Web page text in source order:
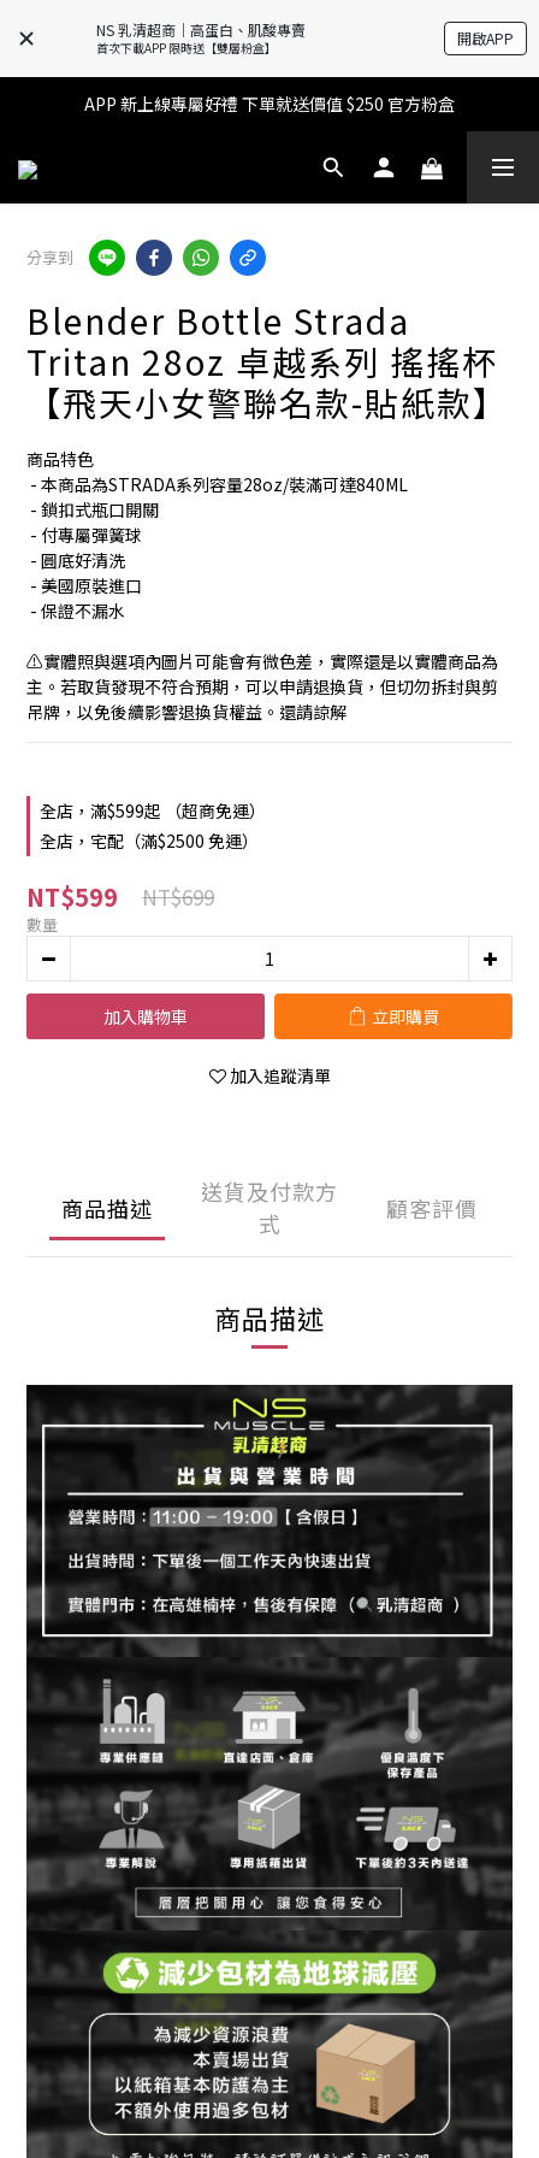
NS 乳清超商｜高蛋白、肌酸專賣
首次下載APP 限時送【雙層粉盒】 開啟APP
🔥滿$599【超商取貨免運】下單再送2%購物金+點數‼️
🔥滿$599【超商取貨免運】下單再送2%購物金+點數‼️
APP 新上線專屬好禮 下單就送價值 $250 官方粉盒
👉 乳清超商保障｜7 天鑑賞・免費退換貨
分享到
Blender Bottle Strada
Tritan 28oz 卓越系列 搖搖杯
【飛天小女警聯名款-貼紙款】
商品特色
- 本商品為STRADA系列容量28oz/裝滿可達840ML
- 鎖扣式瓶口開關
- 付專屬彈簧球
- 圓底好清洗
- 美國原裝進口
- 保證不漏水
⚠️實體照與選項內圖片可能會有微色差，實際還是以實體商品為
主。若取貨發現不符合預期，可以申請退換貨，但切勿拆封與剪
吊牌，以免後續影響退換貨權益。還請諒解
全店，滿$599起 （超商免運）
全店，宅配（滿$2500 免運）
NT$599 NT$699
數量
加入購物車 立即購買
加入追蹤清單
商品描述
送貨及付款方
式
顧客評價
商品描述